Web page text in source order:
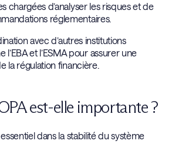
chargées d’analyser les risques et de
réglementaires.
avec d’autres institutions
et l’ESMA pour assurer une
la régulation financière.
est-elle importante ?
essentiel dans la stabilité du système